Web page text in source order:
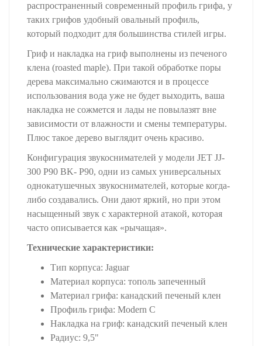
распространенный современный профиль грифа, у
таких грифов удобный овальный профиль,
который подходит для большинства стилей игры.
Гриф и накладка на гриф выполнены из печеного
клена (roasted maple). При такой обработке поры
дерева максимально сжимаются и в процессе
использования вода уже не будет выходить, ваша
накладка не сожмется и лады не повылазят вне
зависимости от влажности и смены температуры.
Плюс такое дерево выглядит очень красиво.
Конфигурация звукоснимателей у модели JET JJ-
300 P90 BK- P90, одни из самых универсальных
однокатушечных звукоснимателей, которые когда-
либо создавались. Они дают яркий, но при этом
насыщенный звук с характерной атакой, которая
часто описывается как «рычащая».
Технические характеристики:
Тип корпуса: Jaguar
Материал корпуса: тополь запеченный
Материал грифа: канадский печеный клен
Профиль грифа: Modern C
Накладка на гриф: канадский печеный клен
Радиус: 9,5"